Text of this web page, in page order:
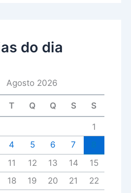
do dia
Agosto 2026
T Q Q S S
1
4 5 6 7
11 12 13 14
15
18 19 20 21
22